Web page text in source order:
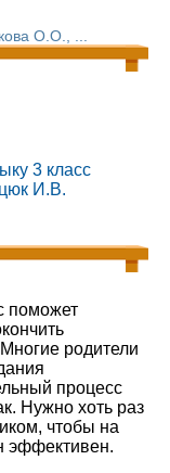
О.О., ...
3 класс
И.В.
поможет
родители
процесс
Нужно хоть раз
чтобы на
эффективен.